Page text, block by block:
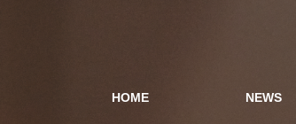
HOME NEWS